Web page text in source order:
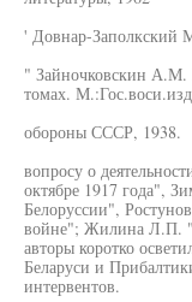
' Довнар-Заполкский
" Зайночковскин А.М.
томах.
обороны СССР, 1938.
вопросу о
октябре 1917 года",
Белоруссии",
войне"; Жилина Л.П.
авторы коротко
Беларуси и
интервентов.